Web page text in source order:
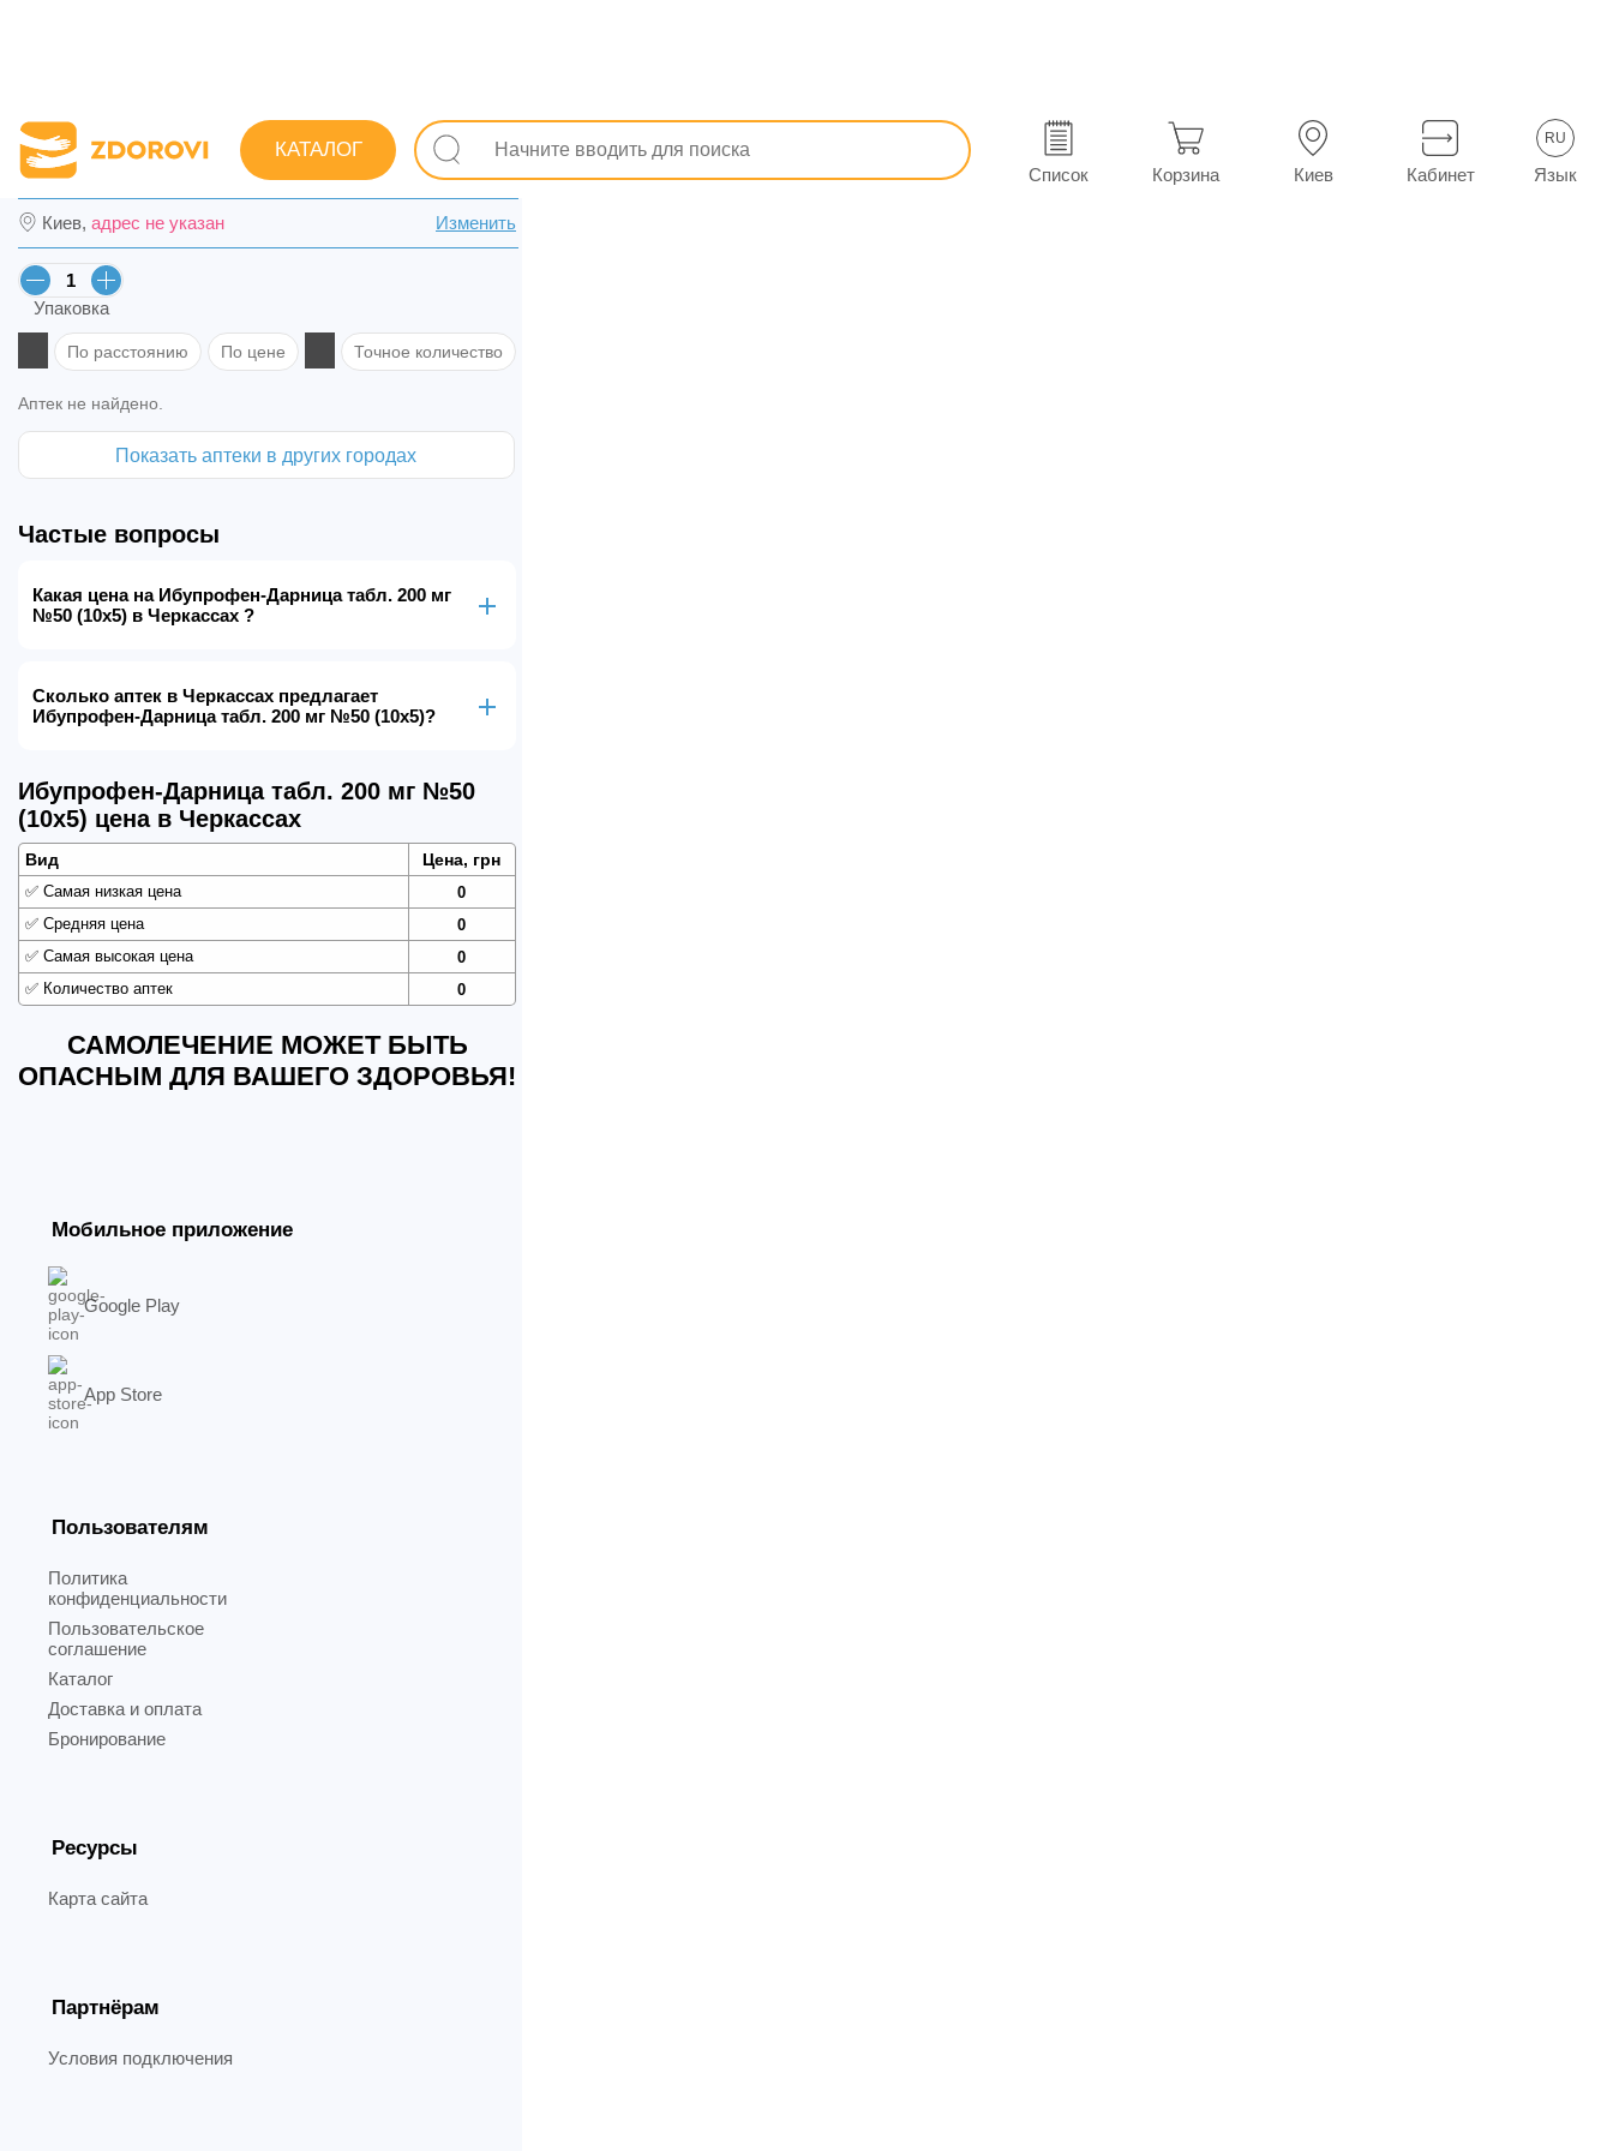
КАТАЛОГ
Список Корзина Киев Кабинет
RU
Язык
Поиск лекарств Лекарства Обезболивающие и спазмолитические Болеутоляющие От головной и зубной боли Ибупрофен-Дарница табл. 200 мг №50 (10х5)
Ибупрофен-Дарница табл. 200 мг №50 (10х5) в Черкассах
Киев, адрес не указан Изменить
Упаковка
По расстоянию По цене Точное количество
Аптек не найдено.
Показать аптеки в других городах
Частые вопросы
Какая цена на Ибупрофен-Дарница табл. 200 мг
№50 (10х5) в Черкассах ?
Сколько аптек в Черкассах предлагает
Ибупрофен-Дарница табл. 200 мг №50 (10х5)?
Ибупрофен-Дарница табл. 200 мг №50
(10х5) цена в Черкассах
Вид Цена, грн
✅ Самая низкая цена
0
✅ Средняя цена
0
✅ Самая высокая цена
0
✅ Количество аптек 0
САМОЛЕЧЕНИЕ МОЖЕТ БЫТЬ
ОПАСНЫМ ДЛЯ ВАШЕГО ЗДОРОВЬЯ!
Мобильное приложение
Google Play
App Store
Пользователям
Политика
конфиденциальности
Пользовательское
соглашение
Каталог
Доставка и оплата
Бронирование
Ресурсы
Карта сайта
Партнёрам
Условия подключения